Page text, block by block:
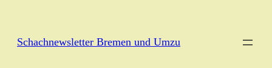
Schachnewsletter Bremen und Umzu